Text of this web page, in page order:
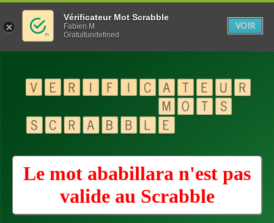
Le mot ababillara n'est pas
valide au Scrabble
Vérificateur Mot Scrabble
Fabien M
Gratuitundefined
VOIR